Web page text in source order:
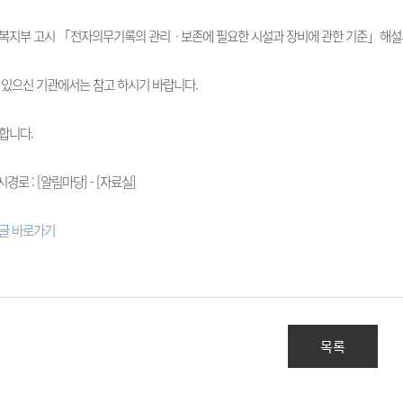
지부 고시 「전자의무기록의 관리ㆍ보존에 필요한 시설과 장비에 관한 기준」해
으신 기관에서는 참고 하시기 바랍니다.
니다.
경로 : [알림마당] - [자료실]
바로가기
목록